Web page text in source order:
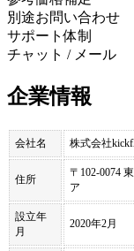
別途お問い合わせ
サポート体制
チャット / メール
企業情報
会社名 株式会社
住所
〒102-0074
ア
設立年
月
2020年2月